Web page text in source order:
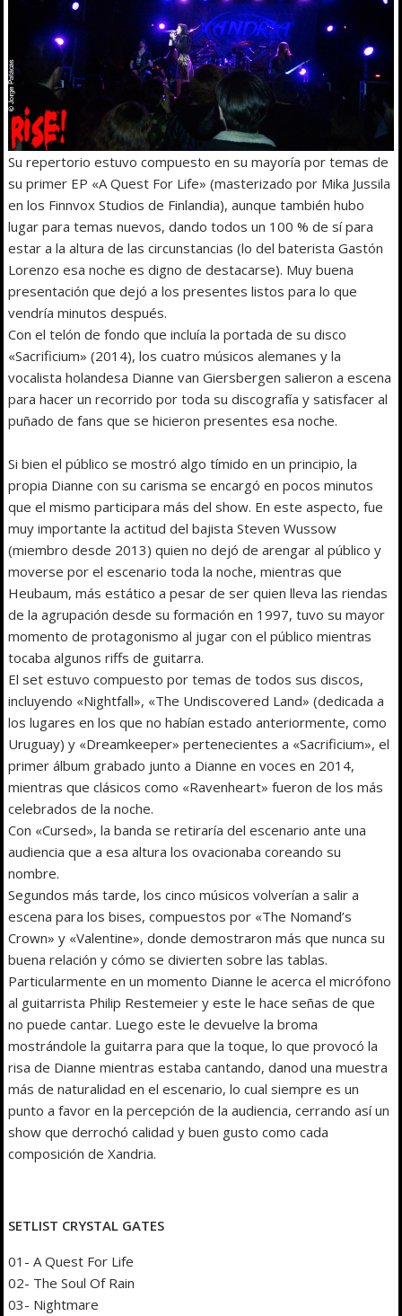
Su repertorio estuvo compuesto en su mayoría por temas de
su primer EP «A Quest For Life» (masterizado por Mika Jussila
en los Finnvox Studios de Finlandia), aunque también hubo
lugar para temas nuevos, dando todos un 100 % de sí para
estar a la altura de las circunstancias (lo del baterista Gastón
Lorenzo esa noche es digno de destacarse). Muy buena
presentación que dejó a los presentes listos para lo que
vendría minutos después.
Con el telón de fondo que incluía la portada de su disco
«Sacrificium» (2014), los cuatro músicos alemanes y la
vocalista holandesa Dianne van Giersbergen salieron a escena
para hacer un recorrido por toda su discografía y satisfacer al
puñado de fans que se hicieron presentes esa noche.
Si bien el público se mostró algo tímido en un principio, la
propia Dianne con su carisma se encargó en pocos minutos
que el mismo participara más del show. En este aspecto, fue
muy importante la actitud del bajista Steven Wussow
(miembro desde 2013) quien no dejó de arengar al público y
moverse por el escenario toda la noche, mientras que
Heubaum, más estático a pesar de ser quien lleva las riendas
de la agrupación desde su formación en 1997, tuvo su mayor
momento de protagonismo al jugar con el público mientras
tocaba algunos riffs de guitarra.
El set estuvo compuesto por temas de todos sus discos,
incluyendo «Nightfall», «The Undiscovered Land» (dedicada a
los lugares en los que no habían estado anteriormente, como
Uruguay) y «Dreamkeeper» pertenecientes a «Sacrificium», el
primer álbum grabado junto a Dianne en voces en 2014,
mientras que clásicos como «Ravenheart» fueron de los más
celebrados de la noche.
Con «Cursed», la banda se retiraría del escenario ante una
audiencia que a esa altura los ovacionaba coreando su
nombre.
Segundos más tarde, los cinco músicos volverían a salir a
escena para los bises, compuestos por «The Nomand’s
Crown» y «Valentine», donde demostraron más que nunca su
buena relación y cómo se divierten sobre las tablas.
Particularmente en un momento Dianne le acerca el micrófono
al guitarrista Philip Restemeier y este le hace señas de que
no puede cantar. Luego este le devuelve la broma
mostrándole la guitarra para que la toque, lo que provocó la
risa de Dianne mientras estaba cantando, danod una muestra
más de naturalidad en el escenario, lo cual siempre es un
punto a favor en la percepción de la audiencia, cerrando así un
show que derrochó calidad y buen gusto como cada
composición de Xandria.
SETLIST CRYSTAL GATES
01- A Quest For Life
02- The Soul Of Rain
03- Nightmare